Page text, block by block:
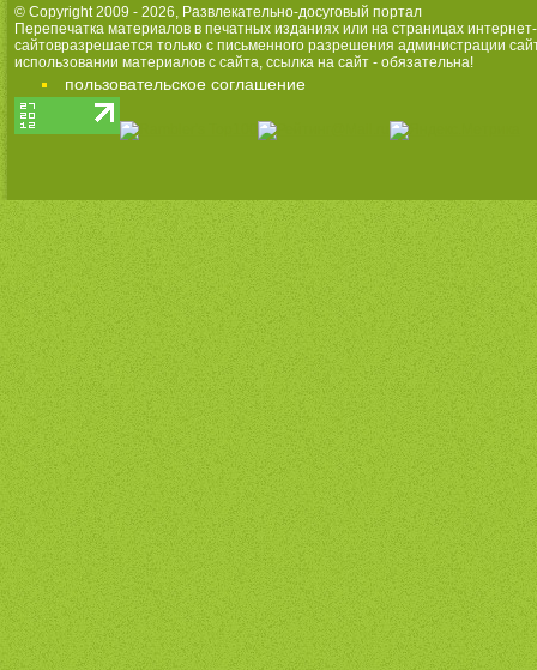
© Copyright 2009 - 2026, Развлекательно-досуговый портал
Перепечатка материалов в печатных изданиях или на страницах интернет-
сайтовразрешается только с письменного разрешения администрации
использовании материалов с сайта, ссылка на сайт - обязательна!
пользовательское соглашение